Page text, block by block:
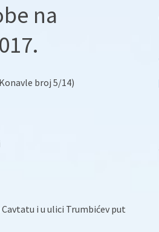
na
broj 5/14)
i u ulici Trumbićev put